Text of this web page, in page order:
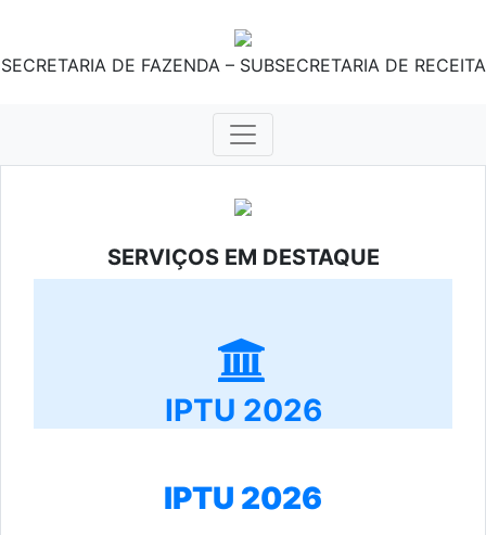
SECRETARIA DE FAZENDA – SUBSECRETARIA DE RECEITA
SERVIÇOS EM DESTAQUE
IPTU 2026
IPTU 2026